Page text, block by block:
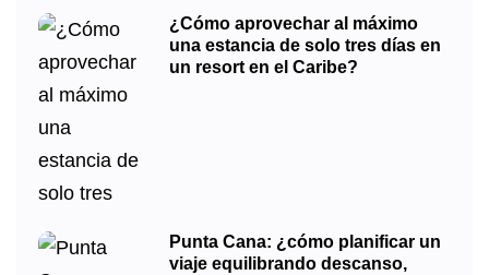
¿Cómo aprovechar al máximo
una estancia de solo tres días en
un resort en el Caribe?
Punta Cana: ¿cómo planificar un
viaje equilibrando descanso,